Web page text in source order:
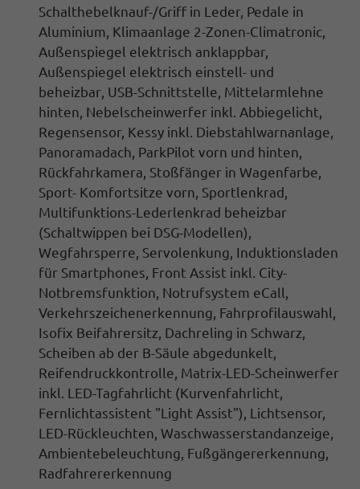
Schalthebelknauf-/Griff in Leder, Pedale in
Aluminium, Klimaanlage 2-Zonen-Climatronic,
Außenspiegel elektrisch anklappbar,
Außenspiegel elektrisch einstell- und
beheizbar , USB-Schnittstelle, Mittelarmlehne
hinten, Nebelscheinwerfer inkl. Abbiegelicht,
Regensensor, Kessy inkl. Diebstahlwarnanlage
Panoramadach, ParkPilot vorn und hinten,
Rückfahrkamera , Stoßfänger in Wagenfarbe,
Sport- Komfortsitze vorn, Sportlenkrad,
Multifunktions-Lederlenkrad beheizbar
(Schaltwippen bei DSG-Modellen),
Wegfahrsperre, Servolenkung , Induktionsladen
für Smartphones, Front Assist inkl. City-
Notbremsfunktion, Notrufsystem eCall,
Verkehrszeichenerkennung, Fahrprofilauswahl
Isofix Beifahrersitz, Dachreling in Schwarz,
Scheiben ab der B-Säule abgedunkelt,
Reifendruckkontrolle, Matrix-LED-Scheinwerfer
inkl. LED-Tagfahrlicht (Kurvenfahrlicht,
Fernlichtassistent "Light Assist"), Lichtsensor,
LED-Rückleuchten, Waschwasserstandanzeige,
Ambientebeleuchtung, Fußgängererkennung,
Radfahrererkennung